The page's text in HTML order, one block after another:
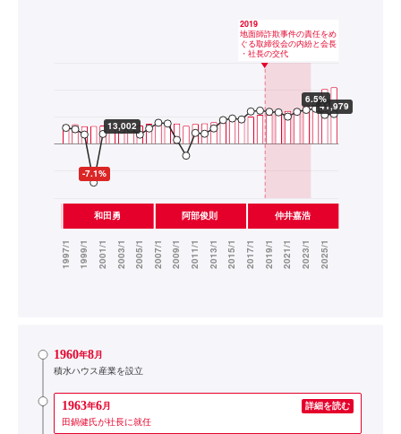
1960年8月
積水ハウス産業を設立
1963年6月
詳細を読む
田鍋健氏が社長に就任